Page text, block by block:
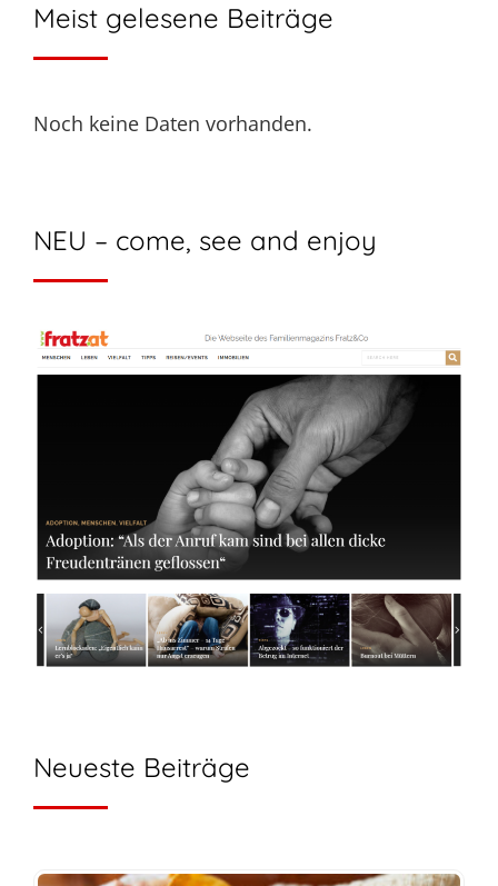
Meist gelesene Beiträge
Noch keine Daten vorhanden.
NEU – come, see and enjoy
Neueste Beiträge